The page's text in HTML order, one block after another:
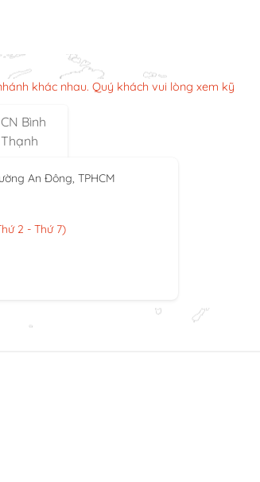
khác nhau. Quý khách vui lòng xem kỹ
CN Bình
Thạnh
An Đông, TPHCM
2 - Thứ 7)